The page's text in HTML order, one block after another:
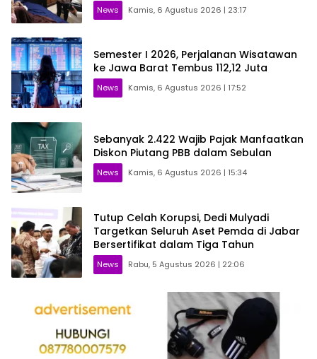
News Kamis, 6 Agustus 2026 | 23:17
Semester I 2026, Perjalanan Wisatawan
ke Jawa Barat Tembus 112,12 Juta
News Kamis, 6 Agustus 2026 | 17:52
Sebanyak 2.422 Wajib Pajak Manfaatkan
Diskon Piutang PBB dalam Sebulan
News Kamis, 6 Agustus 2026 | 15:34
Tutup Celah Korupsi, Dedi Mulyadi
Targetkan Seluruh Aset Pemda di Jabar
Bersertifikat dalam Tiga Tahun
News Rabu, 5 Agustus 2026 | 22:06